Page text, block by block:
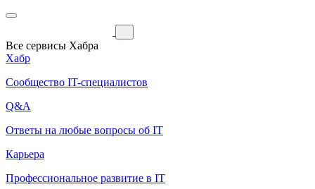
Все сервисы Хабра
Хабр
Сообщество IT-специалистов
Q&A
Ответы на любые вопросы об IT
Карьера
Профессиональное развитие в IT